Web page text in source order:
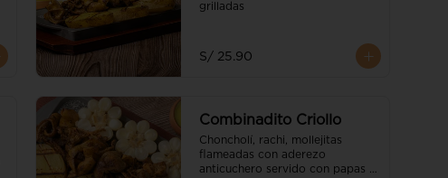
grilladas
S/ 25.90
Combinadito Criollo
Choncholí, rachi, mollejitas
flameadas con aderezo
anticuchero servido con papas